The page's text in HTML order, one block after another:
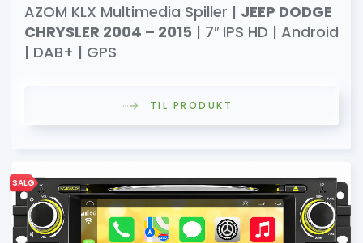
AZOM KLX Multimedia Spiller | JEEP DODGE
CHRYSLER 2004 – 2015 | 7″ IPS HD | Android
| DAB+ | GPS
TIL PRODUKT
SALG